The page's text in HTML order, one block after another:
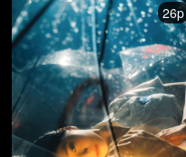
26p